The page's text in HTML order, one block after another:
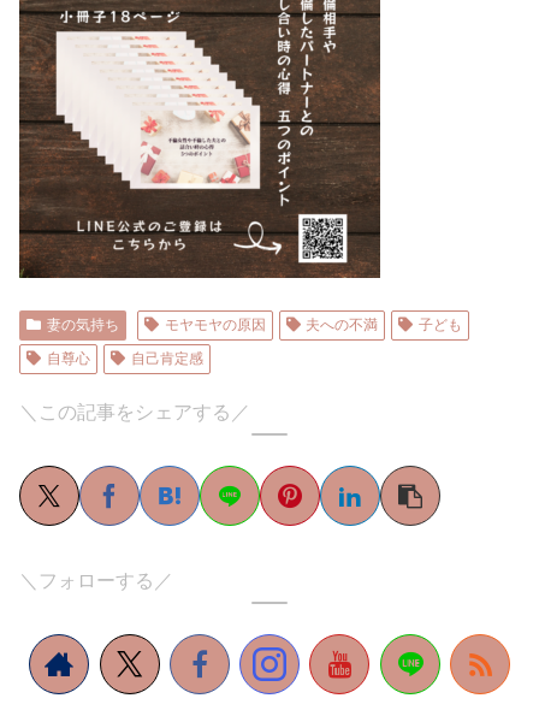
妻の気持ち モヤモヤの原因 夫への不満
子ども
自尊心
自己肯定感
＼この記事をシェアする／
＼フォローする／